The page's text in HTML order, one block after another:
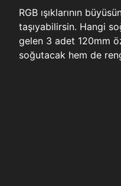
RGB ışıklarının
taşıyabilirsin. Hangi
gelen 3 adet 120mm
soğutacak hem de